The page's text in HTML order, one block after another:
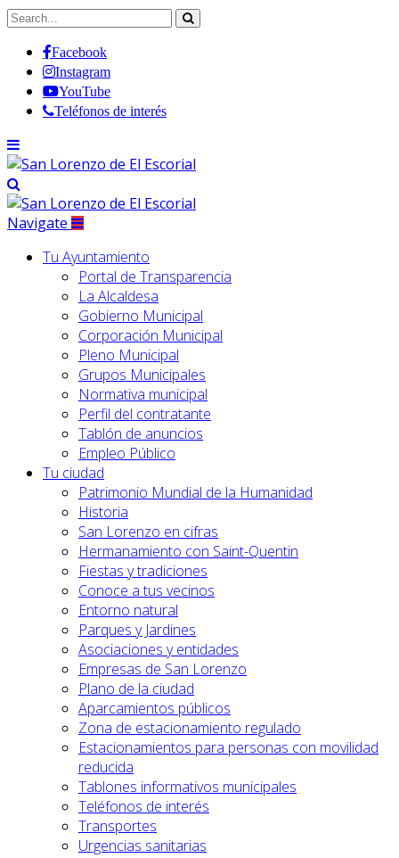
Facebook
Instagram
YouTube
Teléfonos de interés
Navigate
Tu Ayuntamiento
Portal de Transparencia
La Alcaldesa
Gobierno Municipal
Corporación Municipal
Pleno Municipal
Grupos Municipales
Normativa municipal
Perfil del contratante
Tablón de anuncios
Empleo Público
Tu ciudad
Patrimonio Mundial de la Humanidad
Historia
San Lorenzo en cifras
Hermanamiento con Saint-Quentin
Fiestas y tradiciones
Conoce a tus vecinos
Entorno natural
Parques y Jardines
Asociaciones y entidades
Empresas de San Lorenzo
Plano de la ciudad
Aparcamientos públicos
Zona de estacionamiento regulado
Estacionamientos para personas con movilidad
reducida
Tablones informativos municipales
Teléfonos de interés
Transportes
Urgencias sanitarias